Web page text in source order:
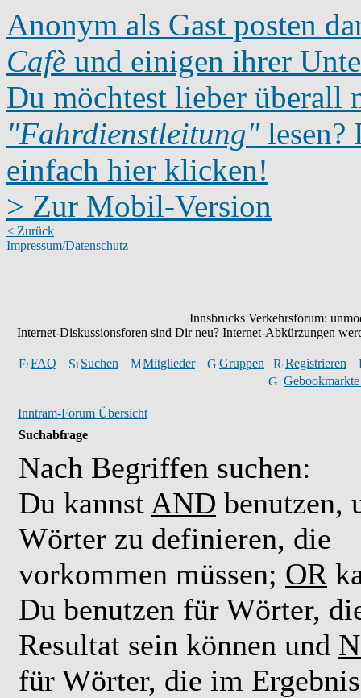
Anonym als Gast posten
Cafè und einigen ihrer
Du möchtest lieber überall
"Fahrdienstleitung"lesen?
einfach hier klicken!
> Zur Mobil-Version
< Zurück
Impressum/Datenschutz
Innsbrucks Verkehrsforum:
Internet-Diskussionsforen sind Dir neu? Internet-Abkürzungen
FAQ Suchen Mitglieder Gruppen
Registrieren
Inntram-Forum Übersicht
Suchabfrage
Nach Begriffen suchen:
Du kannst AND benutzen,
Wörter zu definieren, die
vorkommen müssen; OR
Du benutzen für Wörter,
Resultat sein können und
für Wörter, die im Ergebnis